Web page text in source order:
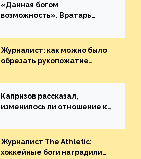
«Данная богом
возможность». Вратарь
броске бутылкой в Кадри
Журналист: как можно было
обрезать рукопожатие
Плохая работа, ESPN
Капризов рассказал,
изменилось ли отношение к
Украине
Журналист The Athletic:
хоккейные боги наградили